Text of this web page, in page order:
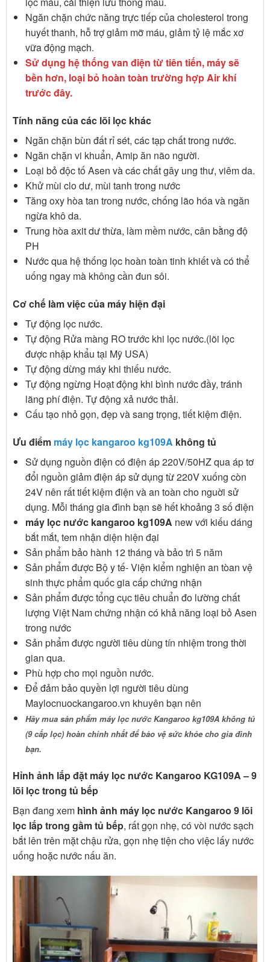
Ngăn chặn chức năng trực tiếp của cholesterol trong
huyết thanh, hỗ trợ giảm mỡ máu, giảm tỷ lệ mắc xơ
vữa động mạch.
Sử dụng hệ thống van điện từ tiên tiến, máy sẽ
bền hơn, loại bỏ hoàn toàn trường hợp Air khí
trước đây.
Tính năng của các lõi lọc khác
Ngăn chặn bùn đất rỉ sét, các tạp chất trong nước.
Ngăn chặn vi khuẩn, Amip ăn não người.
Loại bỏ độc tố Asen và các chất gây ung thư, viêm da.
Khử mùi clo dư, mùi tanh trong nước
Tăng oxy hòa tan trong nước, chống lão hóa và ngăn
ngừa khô da.
Trung hòa axit dư thừa, làm mềm nước, cân bằng độ
PH
Nước qua hệ thống lọc hoàn toàn tinh khiết và có thể
uống ngay mà không cần đun sôi.
Cơ chế làm việc của máy hiện đại
Tự động lọc nước.
Tự động Rửa màng RO trước khi lọc nước.(lõi lọc
được nhập khẩu tại Mỹ USA)
Tự động dừng máy khi thiếu nước.
Tự động ngừng Hoạt động khi bình nước đầy, tránh
lãng phí điện. Tự động xả nước thải.
Cấu tạo nhỏ gọn, đẹp và sang trọng, tiết kiệm điện.
Ưu điểm máy lọc kangaroo kg109A không tủ
Sử dụng nguồn điện có điện áp 220V/50HZ qua áp tơ
đổi nguồn giảm điện áp sử dụng từ 220V xuống còn
24V nên rất tiết kiệm điện và an toàn cho nguời sử
dụng. Mỗi tháng gia đình bạn sẽ hết khoảng 3 số điện
máy lọc nước kangaroo kg109A new với kiếu dáng
bắt mắt, tem nhận diện hiện đại
Sản phẩm bảo hành 12 tháng và bảo trì 5 năm
Sản phẩm được Bộ y tế- Viện kiểm nghiện an tòan vệ
sinh thực phẩm quốc gia cấp chứng nhận
Sản phẩm được tổng cục tiêu chuẩn đo lường chất
lượng Việt Nam chứng nhận có khả năng loại bỏ Asen
trong nước
Sản phẩm được người tiêu dùng tín nhiệm trong thời
gian qua.
Phù hợp cho mọi nguồn nước.
Để đảm bảo quyền lợi người tiêu dùng
Maylocnuockangaroo.vn khuyên bạn nên
Hãy mua sản phẩm máy lọc nước Kangaroo kg109A không tủ
(9 cấp lọc) hoàn chỉnh nhất để bảo vệ sức khỏe cho gia đình
bạn.
Hỉnh ảnh lắp đặt máy lọc nước Kangaroo KG109A – 9
lõi lọc trong tủ bếp
Bạn đang xem hình ảnh máy lọc nước Kangaroo 9 lõi
lọc lắp trong gầm tủ bếp, rất gọn nhẹ, có vòi nước sạch
bắt lên trên mặt chậu rửa, gọn nhẹ tiện cho việc lấy nước
uống hoặc nước nấu ăn.